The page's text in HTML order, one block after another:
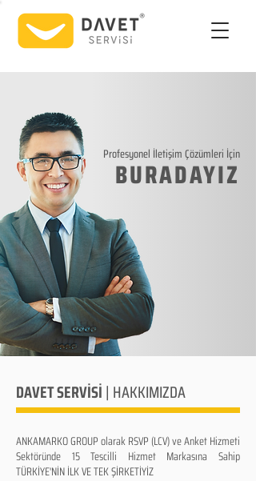
Profesyonel İletişim Çözümleri İçin
BURADAYIZ
DAVET SERVİSİ| HAKKIMIZDA
ANKAMARKO GROUP olarakRSVP (LCV) ve Anket Hizmeti
Sektöründe 15 Tescilli Hizmet Markasına Sahip
TÜRKİYE'NİN İLK VE TEK ŞİRKETİYİZ